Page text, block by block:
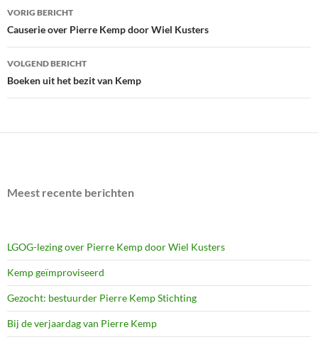
Bericht
navigatie
VORIG BERICHT
Causerie over Pierre Kemp door Wiel Kusters
VOLGEND BERICHT
Boeken uit het bezit van Kemp
Meest recente berichten
LGOG-lezing over Pierre Kemp door Wiel Kusters
Kemp geïmproviseerd
Gezocht: bestuurder Pierre Kemp Stichting
Bij de verjaardag van Pierre Kemp